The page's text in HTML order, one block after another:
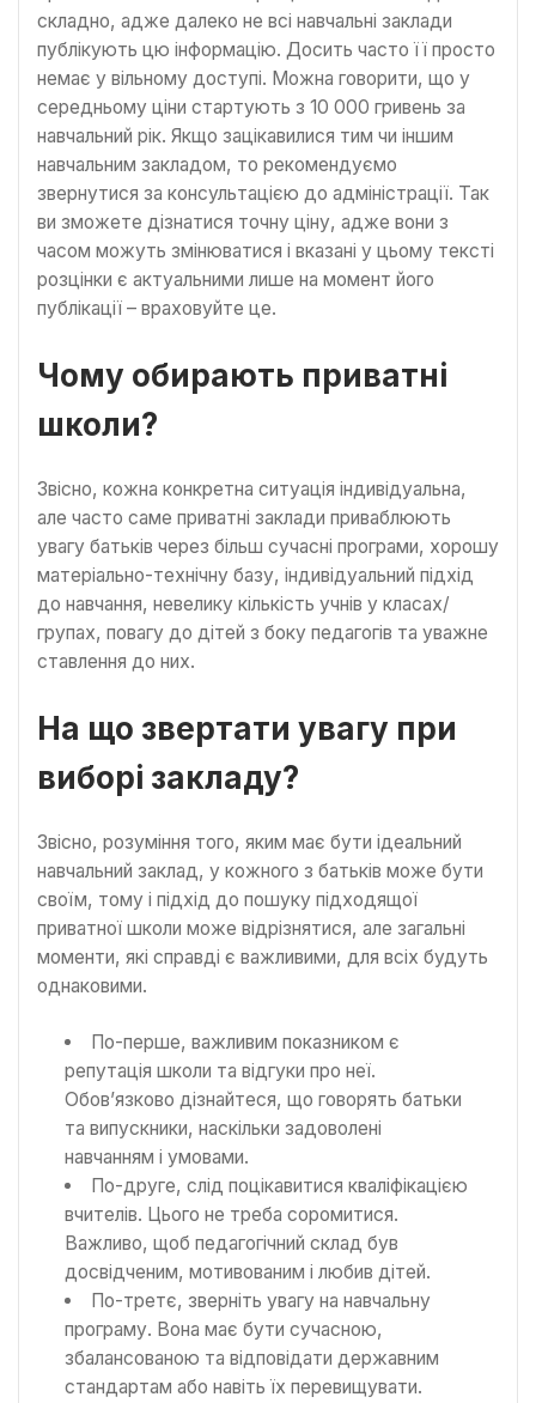
складно, адже далеко не всі навчальні заклади
публікують цю інформацію. Досить часто її просто
немає у вільному доступі. Можна говорити, що у
середньому ціни стартують з 10 000 гривень за
навчальний рік. Якщо зацікавилися тим чи іншим
навчальним закладом, то рекомендуємо
звернутися за консультацією до адміністрації. Так
ви зможете дізнатися точну ціну, адже вони з
часом можуть змінюватися і вказані у цьому тексті
розцінки є актуальними лише на момент його
публікації – враховуйте це.
Чому обирають приватні
школи?
Звісно, кожна конкретна ситуація індивідуальна,
але часто саме приватні заклади приваблюють
увагу батьків через більш сучасні програми, хорошу
матеріально-технічну базу, індивідуальний підхід
до навчання, невелику кількість учнів у класах/
групах, повагу до дітей з боку педагогів та уважне
ставлення до них.
На що звертати увагу при
виборі закладу?
Звісно, розуміння того, яким має бути ідеальний
навчальний заклад, у кожного з батьків може бути
своїм, тому і підхід до пошуку підходящої
приватної школи може відрізнятися, але загальні
моменти, які справді є важливими, для всіх будуть
однаковими.
По-перше, важливим показником є
репутація школи та відгуки про неї.
Обов’язково дізнайтеся, що говорять батьки
та випускники, наскільки задоволені
навчанням і умовами.
По-друге, слід поцікавитися кваліфікацією
вчителів. Цього не треба соромитися.
Важливо, щоб педагогічний склад був
досвідченим, мотивованим і любив дітей.
По-третє, зверніть увагу на навчальну
програму. Вона має бути сучасною,
збалансованою та відповідати державним
стандартам або навіть їх перевищувати.